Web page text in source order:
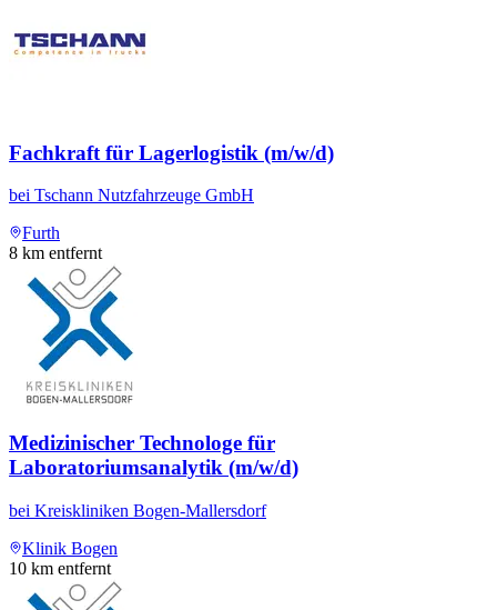
Fachkraft für Lagerlogistik (m/w/d)
bei Tschann Nutzfahrzeuge GmbH
Furth
8 km entfernt
Medizinischer Technologe für
Laboratoriumsanalytik (m/w/d)
bei Kreiskliniken Bogen-Mallersdorf
Klinik Bogen
10 km entfernt